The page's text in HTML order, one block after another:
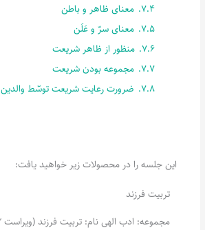
7.4. معنای ظاهر و باطن
7.5. معنای سرّ و عَلَن
7.6. منظور از ظاهر شریعت
7.7. مجموعه بودن شریعت
7.8. ضرورت رعایت شریعت توسّط والدین
این جلسه را در محصولات زیر خواهید یافت:
تربیت فرزند